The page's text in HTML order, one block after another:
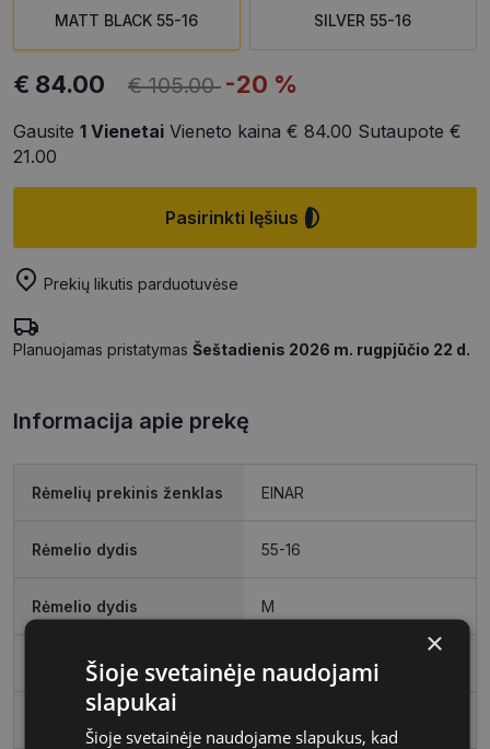
MATT BLACK 55-16 SILVER 55-16
€ 84.00 € 105.00 -20 %
Gausite 1 Vienetai Vieneto kaina € 84.00 Sutaupote €
21.00
Pasirinkti lęšius
Prekių likutis parduotuvėse
Planuojamas pristatymas Šeštadienis 2026 m. rugpjūčio 22 d.
Informacija apie prekę
Rėmelių prekinis ženklas EINAR
Rėmelio dydis 55-16
Rėmelio dydis M
Rėmelio spalva matt black
Rėmelio tipas
×
Šioje svetainėje naudojami
slapukai
Šioje svetainėje naudojame slapukus, kad